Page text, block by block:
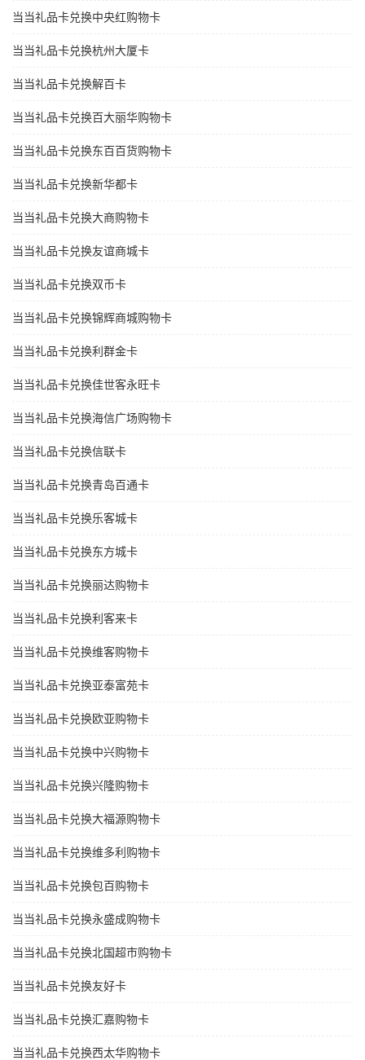
当当礼品卡兑换中央红购物卡
当当礼品卡兑换杭州大厦卡
当当礼品卡兑换解百卡
当当礼品卡兑换百大丽华购物卡
当当礼品卡兑换东百百货购物卡
当当礼品卡兑换新华都卡
当当礼品卡兑换大商购物卡
当当礼品卡兑换友谊商城卡
当当礼品卡兑换双币卡
当当礼品卡兑换锦辉商城购物卡
当当礼品卡兑换利群金卡
当当礼品卡兑换佳世客永旺卡
当当礼品卡兑换海信广场购物卡
当当礼品卡兑换信联卡
当当礼品卡兑换青岛百通卡
当当礼品卡兑换乐客城卡
当当礼品卡兑换东方城卡
当当礼品卡兑换丽达购物卡
当当礼品卡兑换利客来卡
当当礼品卡兑换维客购物卡
当当礼品卡兑换亚泰富苑卡
当当礼品卡兑换欧亚购物卡
当当礼品卡兑换中兴购物卡
当当礼品卡兑换兴隆购物卡
当当礼品卡兑换大福源购物卡
当当礼品卡兑换维多利购物卡
当当礼品卡兑换包百购物卡
当当礼品卡兑换永盛成购物卡
当当礼品卡兑换北国超市购物卡
当当礼品卡兑换友好卡
当当礼品卡兑换汇嘉购物卡
当当礼品卡兑换西太华购物卡